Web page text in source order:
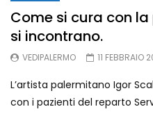
Ognissanti &
Palermo
Chi è Moise
Come si cura con
si incontrano.
VEDIPALERMO 11 FEBBRAIO
L’artista palermitano Igor
con i pazienti del reparto